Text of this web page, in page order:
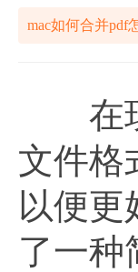
mac如何合并pdf
在现
文件格
以便更
了一种